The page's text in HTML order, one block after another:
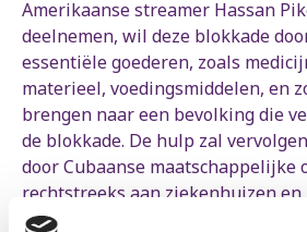
Amerikaanse streamer Hassan
deelnemen, wil deze blokkade
essentiële goederen, zoals
materieel, voedingsmiddelen, en
brengen naar een bevolking die
de blokkade. De hulp zal
door Cubaanse maatschappelijke
rechtstreeks aan ziekenhuizen
hele eiland.